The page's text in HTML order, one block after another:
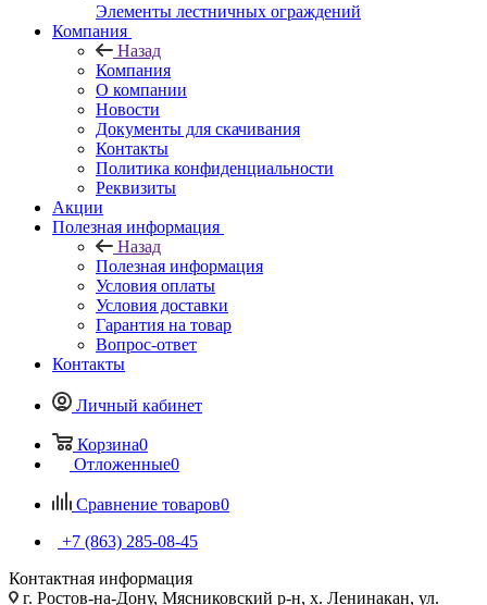
Элементы лестничных ограждений
Компания
Назад
Компания
О компании
Новости
Документы для скачивания
Контакты
Политика конфиденциальности
Реквизиты
Акции
Полезная информация
Назад
Полезная информация
Условия оплаты
Условия доставки
Гарантия на товар
Вопрос-ответ
Контакты
Личный кабинет
Корзина0
Отложенные0
Сравнение товаров0
+7 (863) 285-08-45
Контактная информация
г. Ростов-на-Дону, Мясниковский р-н, х. Ленинакан, ул.